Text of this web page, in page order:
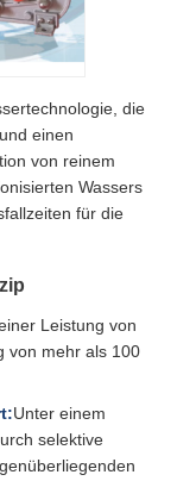
die
einen
von reinem
Wassers
für die
Leistung von
von mehr als 100
Unter einem
selektive